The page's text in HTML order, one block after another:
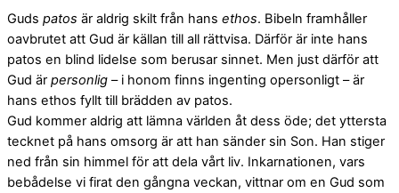
Guds patos är aldrig skilt från hans ethos. Bibeln framhåller
oavbrutet att Gud är källan till all rättvisa. Därför är inte hans
patos en blind lidelse som berusar sinnet. Men just därför att
Gud är personlig – i honom finns ingenting opersonligt – är
hans ethos fyllt till brädden av patos.
Gud kommer aldrig att lämna världen åt dess öde; det yttersta
tecknet på hans omsorg är att han sänder sin Son. Han stiger
ned från sin himmel för att dela vårt liv. Inkarnationen, vars
bebådelse vi firat den gångna veckan, vittnar om en Gud som